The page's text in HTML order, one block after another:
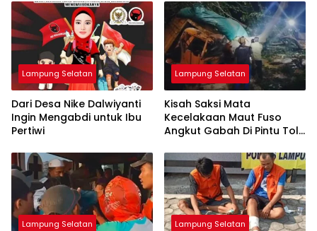
Lampung Selatan
Dari Desa Nike Dalwiyanti
Ingin Mengabdi untuk Ibu
Pertiwi
Lampung Selatan
Kisah Saksi Mata
Kecelakaan Maut Fuso
Angkut Gabah Di Pintu Tol
Lampung Selatan Lampung Selatan